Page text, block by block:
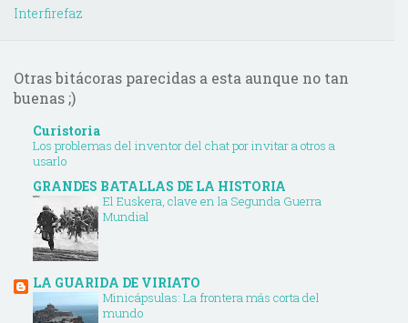
Interfirefaz
Otras bitácoras parecidas a esta aunque no tan
buenas ;)
Curistoria
Los problemas del inventor del chat por invitar a otros a
usarlo
GRANDES BATALLAS DE LA HISTORIA
El Euskera, clave en la Segunda Guerra
Mundial
LA GUARIDA DE VIRIATO
Minicápsulas: La frontera más corta del
mundo